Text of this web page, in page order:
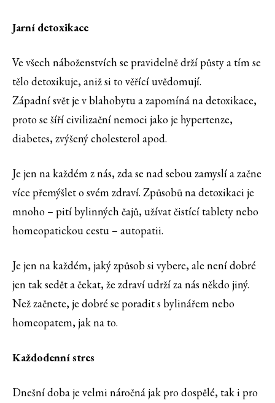
Jarní detoxikace
Ve všech náboženstvích se pravidelně drží půsty a tím se
tělo detoxikuje, aniž si to věřící uvědomují.
Západní svět je v blahobytu a zapomíná na detoxikace,
proto se šíří civilizační nemoci jako je hypertenze,
diabetes, zvýšený cholesterol apod.
Je jen na každém z nás, zda se nad sebou zamyslí a začne
více přemýšlet o svém zdraví. Způsobů na detoxikaci je
mnoho – pití bylinných čajů, užívat čistící tablety nebo
homeopatickou cestu – autopatii.
Je jen na každém, jaký způsob si vybere, ale není dobré
jen tak sedět a čekat, že zdraví udrží za nás někdo jiný.
Než začnete, je dobré se poradit s bylinářem nebo
homeopatem, jak na to.
Každodenní stres
Dnešní doba je velmi náročná jak pro dospělé, tak i pro